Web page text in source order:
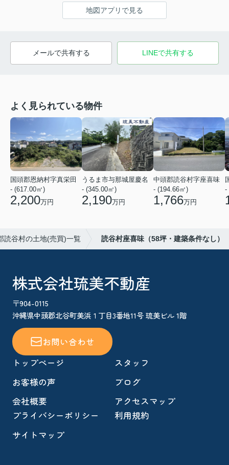
地図アプリで見る
メールで共有する LINEで共有する
よく見られている物件
国頭郡恩納村字真栄田
- (617.00㎡)
2,200万円
うるま市与那城屋慶名
- (345.00㎡)
2,190万円
中頭郡読谷村字座喜味
- (194.66㎡)
1,766万円
-
読谷村の土地(売買)一覧 読谷村座喜味（58坪・建築条件なし）
株式会社琉美不動産
〒904-0115
沖縄県中頭郡北谷町美浜１丁目3番地11号 琉美ビル 1階
お問い合わせ
トップページ
スタッフ
お客様の声
ブログ
会社概要
アクセスマップ
プライバシーポリシー
利用規約
サイトマップ